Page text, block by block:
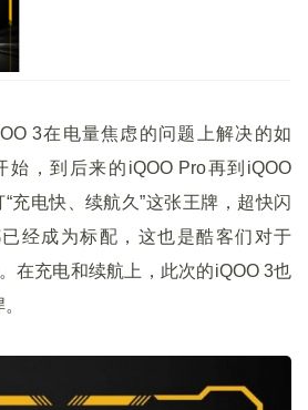
3在电量焦虑的问题上解决的如
始，到后来的iQOO Pro再到iQOO
充电快、续航久”这张王牌，超快闪
经成为标配，这也是酷客们对于
在充电和续航上，此次的iQOO 3也